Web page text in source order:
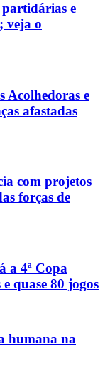
partidárias e
veja o
Acolhedoras e
afastadas
com projetos
forças de
a 4ª Copa
quase 80 jogos
humana na